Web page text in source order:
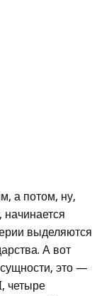
а потом, ну,
выделяются
А вот
это —
четыре